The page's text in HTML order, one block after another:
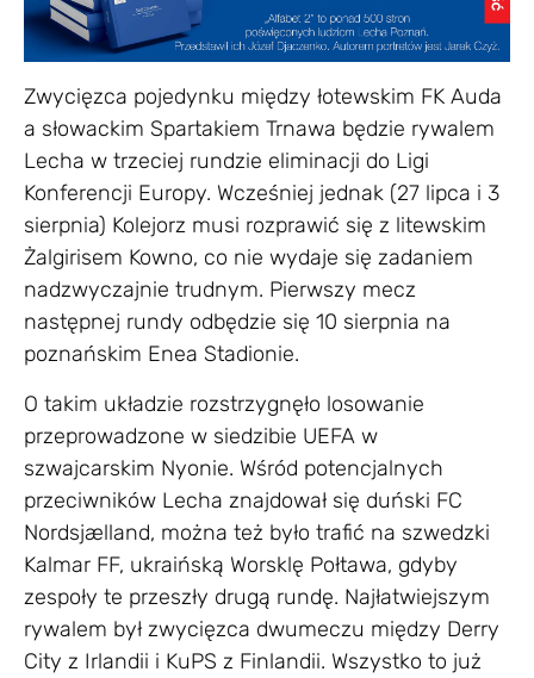
Zwycięzca pojedynku między łotewskim FK Auda
a słowackim Spartakiem Trnawa będzie rywalem
Lecha w trzeciej rundzie eliminacji do Ligi
Konferencji Europy. Wcześniej jednak (27 lipca i 3
sierpnia) Kolejorz musi rozprawić się z litewskim
Żalgirisem Kowno, co nie wydaje się zadaniem
nadzwyczajnie trudnym. Pierwszy mecz
następnej rundy odbędzie się 10 sierpnia na
poznańskim Enea Stadionie.
O takim układzie rozstrzygnęło losowanie
przeprowadzone w siedzibie UEFA w
szwajcarskim Nyonie. Wśród potencjalnych
przeciwników Lecha znajdował się duński FC
Nordsjælland, można też było trafić na szwedzki
Kalmar FF, ukraińską Worsklę Połtawa, gdyby
zespoły te przeszły drugą rundę. Najłatwiejszym
rywalem był zwycięzca dwumeczu między Derry
City z Irlandii i KuPS z Finlandii. Wszystko to już